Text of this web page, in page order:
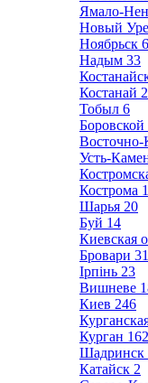
Ямало-
Новый
Ноябрьск
Надым 33
Костанай
Тобыл 6
Боровской
Восточно-
Усть-
Кострома
Шарья 20
Буй 14
Киевская
Бровари 31
Ірпінь 23
Вишневе
Киев 246
Курган 162
Шадринск
Катайск 2